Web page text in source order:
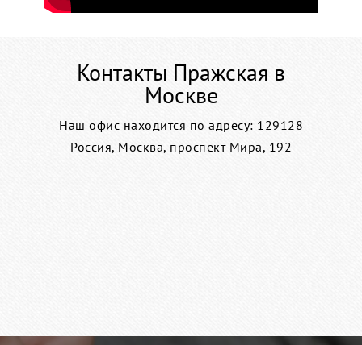
Контакты Пражская в
Москве
Наш офис находится по адресу: 129128
Россия, Москва, проспект Мира, 192